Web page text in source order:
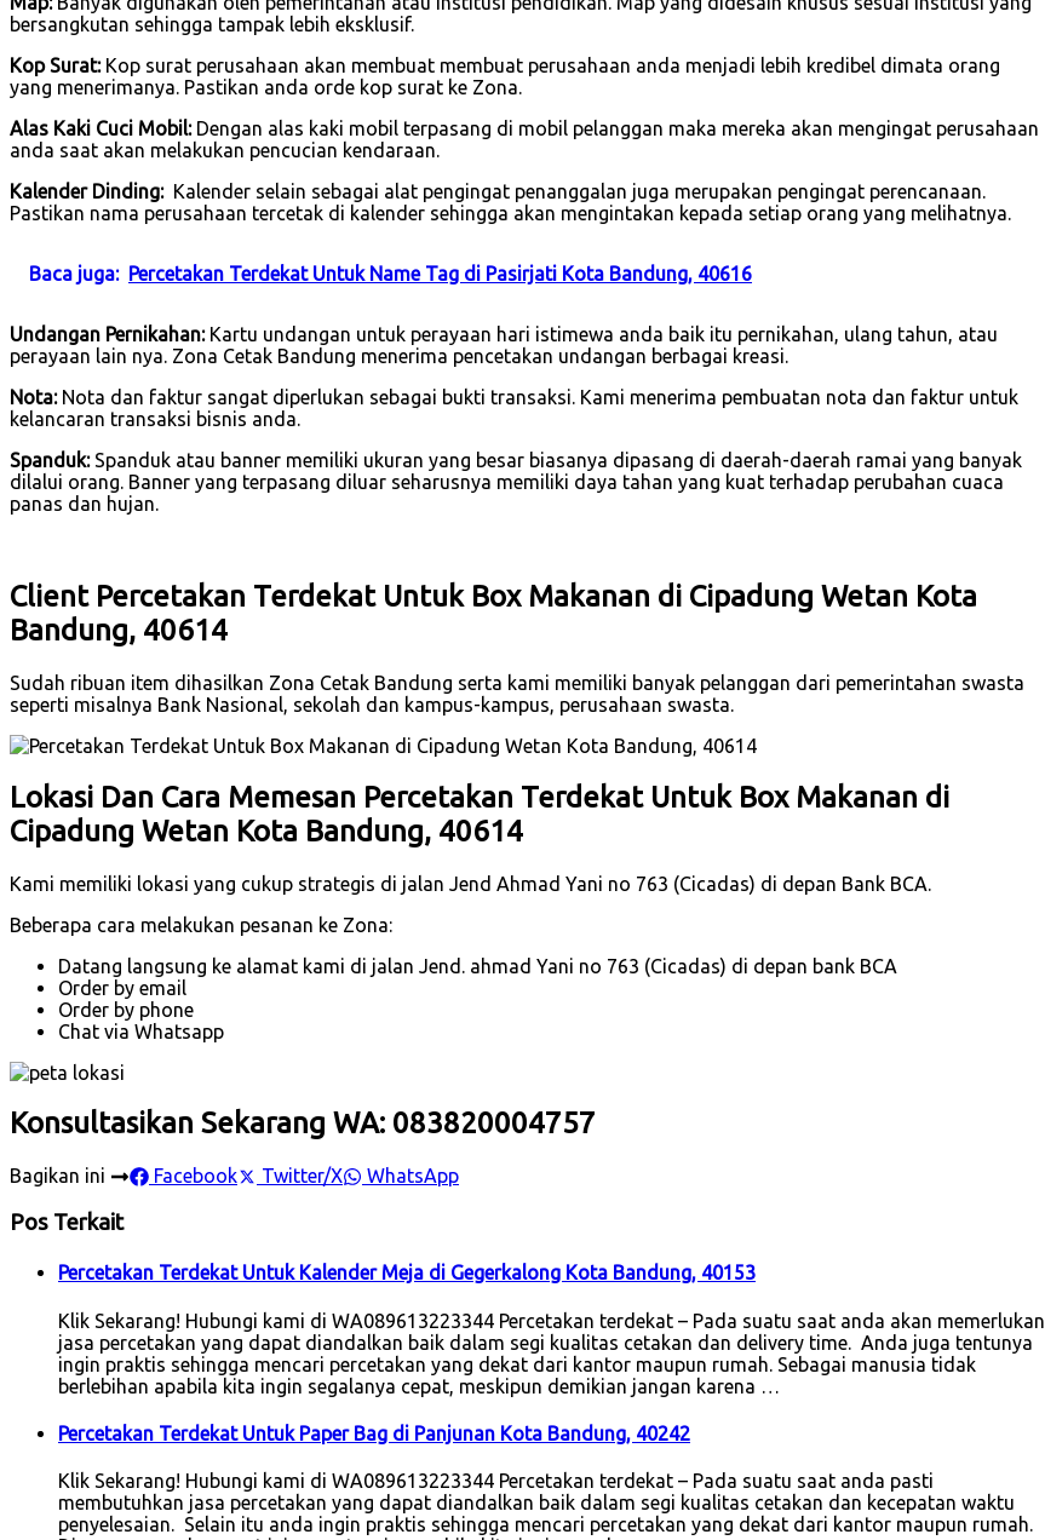
bersangkutan sehingga tampak lebih eksklusif.
Kop Surat:Kop surat perusahaan akan membuat membuat perusahaan anda menjadi lebih kredibel dimata orang
yang menerimanya. Pastikan anda orde kop surat ke Zona.
Alas Kaki Cuci Mobil:Dengan alas kaki mobil terpasang di mobil pelanggan maka mereka akan mengingat perusahaan
anda saat akan melakukan pencucian kendaraan.
Kalender Dinding:Kalender selain sebagai alat pengingat penanggalan juga merupakan pengingat perencanaan.
Pastikan nama perusahaan tercetak di kalender sehingga akan mengintakan kepada setiap orang yang melihatnya.
Baca juga: Percetakan Terdekat Untuk Name Tag di Pasirjati Kota Bandung, 40616
Undangan Pernikahan:Kartu undangan untuk perayaan hari istimewa anda baik itu pernikahan, ulang tahun, atau
perayaan lain nya. Zona Cetak Bandung menerima pencetakan undangan berbagai kreasi.
Nota:Nota dan faktur sangat diperlukan sebagai bukti transaksi. Kami menerima pembuatan nota dan faktur untuk
kelancaran transaksi bisnis anda.
Spanduk:Spanduk atau banner memiliki ukuran yang besar biasanya dipasang di daerah-daerah ramai yang banyak
dilalui orang. Banner yang terpasang diluar seharusnya memiliki daya tahan yang kuat terhadap perubahan cuaca
panas dan hujan.
Client Percetakan Terdekat Untuk Box Makanan di Cipadung Wetan Kota
Bandung, 40614
Sudah ribuan item dihasilkan Zona Cetak Bandung serta kami memiliki banyak pelanggan dari pemerintahan swasta
seperti misalnya Bank Nasional, sekolah dan kampus-kampus, perusahaan swasta.
Lokasi Dan Cara Memesan Percetakan Terdekat Untuk Box Makanan di
Cipadung Wetan Kota Bandung, 40614
Kami memiliki lokasi yang cukup strategis di jalan Jend Ahmad Yani no 763 (Cicadas) di depan Bank BCA.
Beberapa cara melakukan pesanan ke Zona:
Datang langsung ke alamat kami di jalan Jend. ahmad Yani no 763 (Cicadas) di depan bank BCA
Order by email
Order by phone
Chat via Whatsapp
Konsultasikan Sekarang WA: 083820004757
Bagikan ini Facebook Twitter/X WhatsApp
Pos Terkait
Percetakan Terdekat Untuk Kalender Meja di Gegerkalong Kota Bandung, 40153
Klik Sekarang! Hubungi kami di WA089613223344 Percetakan terdekat – Pada suatu saat anda akan memerlukan
jasa percetakan yang dapat diandalkan baik dalam segi kualitas cetakan dan delivery time. Anda juga tentunya
ingin praktis sehingga mencari percetakan yang dekat dari kantor maupun rumah. Sebagai manusia tidak
berlebihan apabila kita ingin segalanya cepat, meskipun demikian jangan karena …
Percetakan Terdekat Untuk Paper Bag di Panjunan Kota Bandung, 40242
Klik Sekarang! Hubungi kami di WA089613223344 Percetakan terdekat – Pada suatu saat anda pasti
membutuhkan jasa percetakan yang dapat diandalkan baik dalam segi kualitas cetakan dan kecepatan waktu
penyelesaian. Selain itu anda ingin praktis sehingga mencari percetakan yang dekat dari kantor maupun rumah.